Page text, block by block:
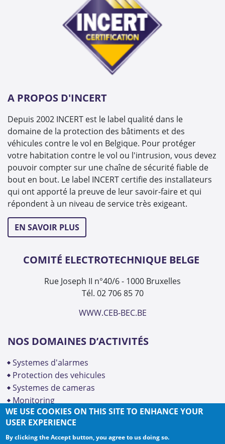
A PROPOS D'INCERT
Depuis 2002 INCERT est le label qualité dans le
domaine de la protection des bâtiments et des
véhicules contre le vol en Belgique. Pour protéger
votre habitation contre le vol ou l'intrusion, vous devez
pouvoir compter sur une chaîne de sécurité fiable de
bout en bout. Le label INCERT certifie des installateurs
qui ont apporté la preuve de leur savoir-faire et qui
répondent à un niveau de service très exigeant.
EN SAVOIR PLUS
COMITÉ ELECTROTECHNIQUE BELGE
Rue Joseph II n°40/6 - 1000 Bruxelles
Tél. 02 706 85 70
WWW.CEB-BEC.BE
NOS DOMAINES D’ACTIVITÉS
systemes d'alarmes
protection des vehicules
systemes de cameras
monitoring
Copyright © INCERT 2026
WE USE COOKIES ON THIS SITE TO ENHANCE YOUR
USER EXPERIENCE
By clicking the Accept button, you agree to us doing so.